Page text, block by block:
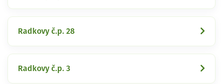
Radkovy č.p. 28
Radkovy č.p. 3